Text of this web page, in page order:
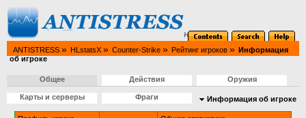
ANTISTRESS » HLstatsX » Counter-Strike » Рейтинг игроков » Информация
об игроке
Общее Действия Оружия
Карты и серверы Фраги Информация об игроке